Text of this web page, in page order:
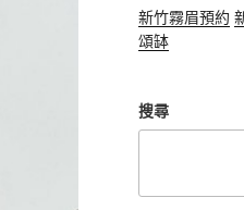
新竹霧眉預約
頌缽
搜尋